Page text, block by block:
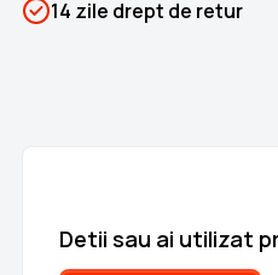
Categorii
Corpul
14 zile drept de retur
Detii sau ai utilizat